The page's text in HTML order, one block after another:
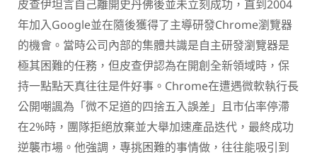
皮查伊坦言自己離開史丹佛後並未立刻成功，直到2004
年加入Google並在隨後獲得了主導研發Chrome瀏覽器
的機會。當時公司內部的集體共識是自主研發瀏覽器是
極其困難的任務，但皮查伊認為在開創全新領域時，保
持一點點天真往往是件好事。Chrome在遭遇微軟執行長
公開嘲諷為「微不足道的四捨五入誤差」且市佔率停滯
在2%時，團隊拒絕放棄並大舉加速產品迭代，最終成功
逆襲市場。他強調，專挑困難的事情做，往往能吸引到